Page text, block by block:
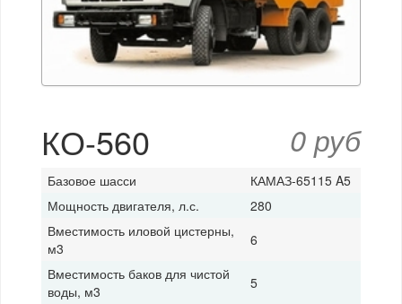
КО-560 0 руб
Базовое шасси
КАМАЗ-65115 A5
Мощность двигателя, л.с.
280
Вместимость иловой цистерны,
м3
6
Вместимость баков для чистой
воды, м3
5